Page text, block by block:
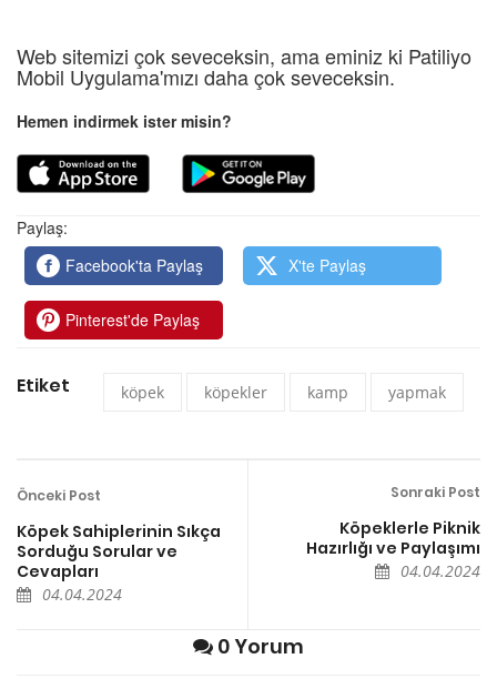
Web sitemizi çok seveceksin, ama eminiz ki Patiliyo
Mobil Uygulama'mızı daha çok seveceksin.
Hemen indirmek ister misin?
Paylaş:
Facebook'ta Paylaş
X'te Paylaş
Pinterest'de Paylaş
Etiket köpek köpekler kamp yapmak
Önceki Post
Köpek Sahiplerinin Sıkça
Sorduğu Sorular ve
Cevapları
04.04.2024
Sonraki Post
Köpeklerle Piknik
Hazırlığı ve Paylaşımı
04.04.2024
0 Yorum